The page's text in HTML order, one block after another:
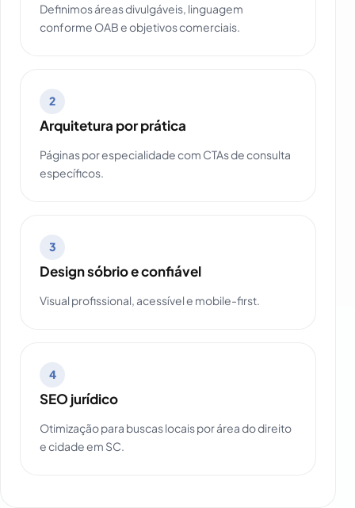
Definimos áreas divulgáveis, linguagem
conforme OAB e objetivos comerciais.
2
Arquitetura por prática
Páginas por especialidade com CTAs de consulta
específicos.
3
Design sóbrio e confiável
Visual profissional, acessível e mobile-first.
4
SEO jurídico
Otimização para buscas locais por área do direito
e cidade em SC.